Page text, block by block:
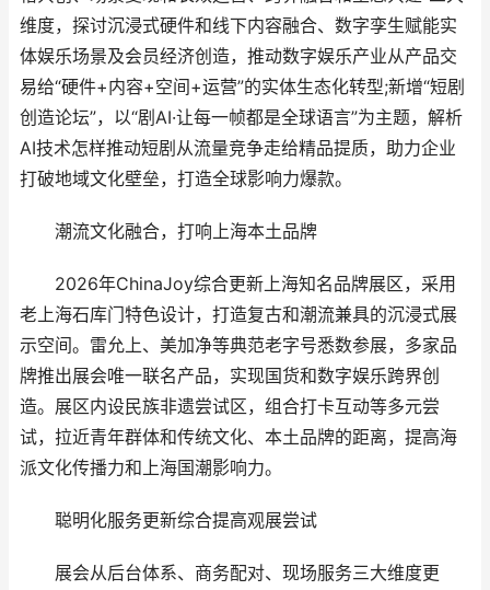
维度，探讨沉浸式硬件和线下内容融合、数字孪生赋能实
体娱乐场景及会员经济创造，推动数字娱乐产业从产品交
易给“硬件+内容+空间+运营”的实体生态化转型;新增“短剧
创造论坛”，以“剧AI·让每一帧都是全球语言”为主题，解析
AI技术怎样推动短剧从流量竞争走给精品提质，助力企业
打破地域文化壁垒，打造全球影响力爆款。
潮流文化融合，打响上海本土品牌
2026年ChinaJoy综合更新上海知名品牌展区，采用
老上海石库门特色设计，打造复古和潮流兼具的沉浸式展
示空间。雷允上、美加净等典范老字号悉数参展，多家品
牌推出展会唯一联名产品，实现国货和数字娱乐跨界创
造。展区内设民族非遗尝试区，组合打卡互动等多元尝
试，拉近青年群体和传统文化、本土品牌的距离，提高海
派文化传播力和上海国潮影响力。
聪明化服务更新综合提高观展尝试
展会从后台体系、商务配对、现场服务三大维度更